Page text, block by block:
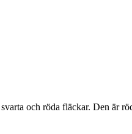
och röda fläckar. Den är